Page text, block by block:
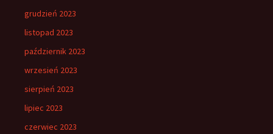
grudzień 2023
listopad 2023
październik 2023
wrzesień 2023
sierpień 2023
lipiec 2023
czerwiec 2023